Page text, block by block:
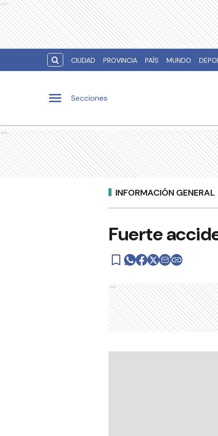
Ads
CIUDAD PROVINCIA PAÍS MUNDO
Secciones
Ads
INFORMACIÓN GENERAL
Fuerte
Ads